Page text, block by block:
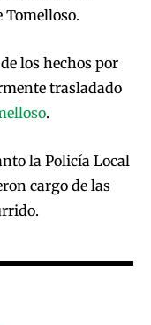
Tomelloso.
los hechos por
trasladado
.
la Policía Local
cargo de las